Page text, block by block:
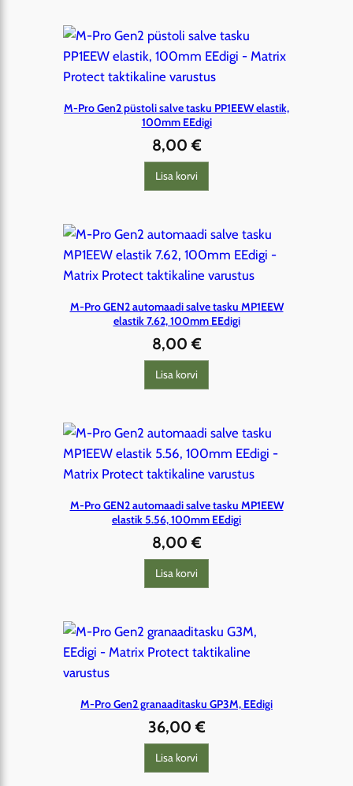
M-Pro Gen2 püstoli salve tasku PP1EEW elastik,
100mm EEdigi
8,00€
Lisa korvi
M-Pro GEN2 automaadi salve tasku MP1EEW
elastik 7.62, 100mm EEdigi
8,00€
Lisa korvi
M-Pro GEN2 automaadi salve tasku MP1EEW
elastik 5.56, 100mm EEdigi
8,00€
Lisa korvi
M-Pro Gen2 granaaditasku GP3M, EEdigi
36,00€
Lisa korvi